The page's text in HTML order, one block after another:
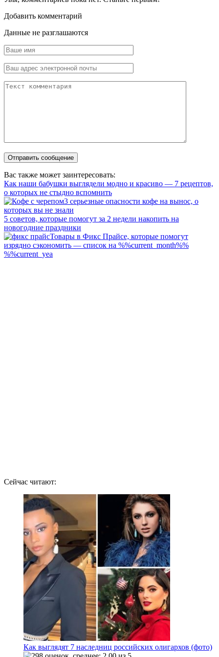
Добавить комментарий
Данные не разглашаются
Вас также может заинтересовать:
Как наши бабушки выглядели модно и красиво — 7 рецептов,
о которых не стыдно вспомнить
3 серьезные опасности кофе на вынос, о
которых вы не знали
5 советов, которые помогут за 2 недели накопить на
новогодние праздники
Товары в Фикс Прайсе, которые помогут
изрядно сэкономить — список на %%current_month%%
%%current_yea
Сейчас читают:
Как выглядят 7 наследниц российских олигархов (фото)